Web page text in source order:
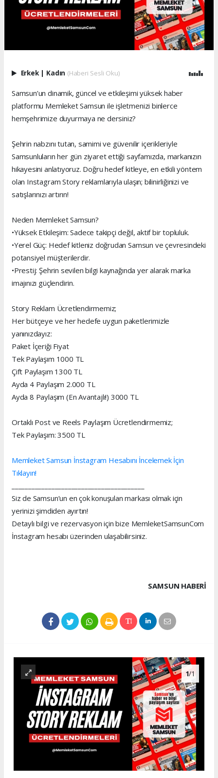
Erkek Kadın (Haberi Sesli Oku)
Samsun’un dinamik, güncel ve etkileşimi yüksek haber
platformu Memleket Samsun ile işletmenizi binlerce
hemşehrimize duyurmaya ne dersiniz?
Şehrin nabzını tutan, samimi ve güvenilir içerikleriyle
Samsunluların her gün ziyaret ettiği sayfamızda, markanızın
hikayesini anlatıyoruz. Doğru hedef kitleye, en etkili yöntem
olan Instagram Story reklamlarıyla ulaşın; bilinirliğinizi ve
satışlarınızı artırın!
Neden Memleket Samsun?
•Yüksek Etkileşim: Sadece takipçi değil, aktif bir topluluk.
•Yerel Güç: Hedef kitleniz doğrudan Samsun ve çevresindeki
potansiyel müşterilerdir.
•Prestij: Şehrin sevilen bilgi kaynağında yer alarak marka
imajınızı güçlendirin.
Story Reklam Ücretlendirmemiz;
Her bütçeye ve her hedefe uygun paketlerimizle
yanınızdayız:
Paket İçeriği Fiyat
Tek Paylaşım 1000 TL
Çift Paylaşım 1300 TL
Ayda 4 Paylaşım 2.000 TL
Ayda 8 Paylaşım (En Avantajlı!) 3000 TL
Ortaklı Post ve Reels Paylaşım Ücretlendirmemiz;
Tek Paylaşım: 3500 TL
Memleket Samsun İnstagram Hesabını İncelemek İçin
Tıklayın!
Siz de Samsun’un en çok konuşulan markası olmak için
yerinizi şimdiden ayırtın!
Detaylı bilgi ve rezervasyon için bize MemleketSamsunCom
İnstagram hesabı üzerinden ulaşabilirsiniz.
SAMSUN HABERİ
1/1